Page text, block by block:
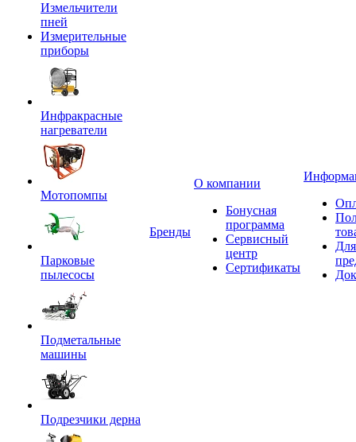
Измельчители
пней
Измерительные
приборы
Инфракрасные
нагреватели
Мотопомпы
Парковые
пылесосы
Подметальные
машины
Подрезчики дерна
Бренды
О компании
Бонусная
программа
Сервисный
центр
Сертификаты
Для